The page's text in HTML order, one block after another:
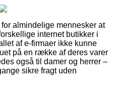
almindelige mennesker at
internet butikker i
af e-firmaer ikke kunne
på en række af deres varer
også til damer og herrer –
sikre fragt uden